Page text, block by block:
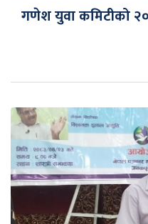
गणेश युवा कमिटीको